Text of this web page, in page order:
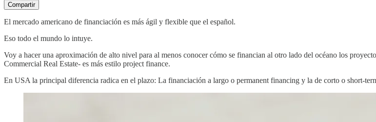
Compartir
El mercado americano de financiación es más ágil y flexible que el español.
Eso todo el mundo lo intuye.
Voy a hacer una aproximación de alto nivel para al menos conocer cómo se financian al otro lado del océano los
Commercial Real Estate- es más estilo project finance.
En USA la principal diferencia radica en el plazo: La financiación a largo o permanent financing y la de corto o short-